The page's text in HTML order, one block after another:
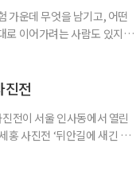
가운데 무엇을 남기고, 어떤
로 이어가려는 사람도 있지만,
만으로 충족되지 않는다
진전
전이 서울 인사동에서 열린
홍 사진전 ‘뒤안길에 새긴 이